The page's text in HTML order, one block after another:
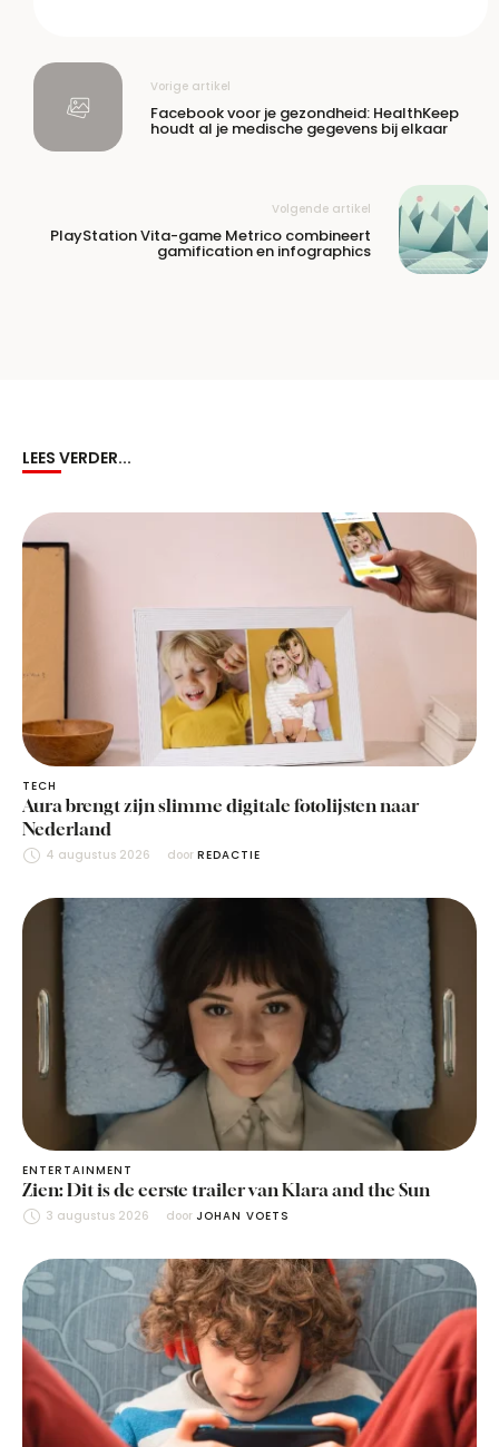
Vorige artikel
Facebook voor je gezondheid: HealthKeep
houdt al je medische gegevens bij elkaar
Volgende artikel
PlayStation Vita-game Metrico combineert
gamification en infographics
LEES VERDER...
TECH
Aura brengt zijn slimme digitale fotolijsten naar
Nederland
4 augustus 2026 door REDACTIE
ENTERTAINMENT
Zien: Dit is de eerste trailer van Klara and the Sun
3 augustus 2026 door JOHAN VOETS